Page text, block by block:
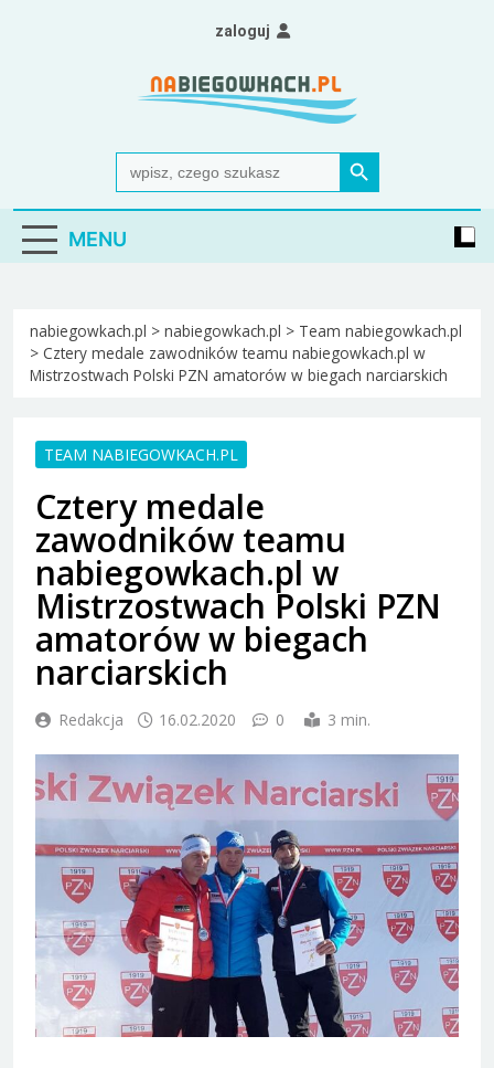
Nabiegowkach.pl
portal miłośników narciarstwa biegowego
Search
for:
Search Button
zaloguj
MENU
nabiegowkach.pl > nabiegowkach.pl > Team nabiegowkach.pl
> Cztery medale zawodników teamu nabiegowkach.pl w
Mistrzostwach Polski PZN amatorów w biegach narciarskich
TEAM NABIEGOWKACH.PL
Cztery medale
zawodników teamu
nabiegowkach.pl w
Mistrzostwach Polski PZN
amatorów w biegach
narciarskich
Redakcja 16.02.2020 0 3 min.